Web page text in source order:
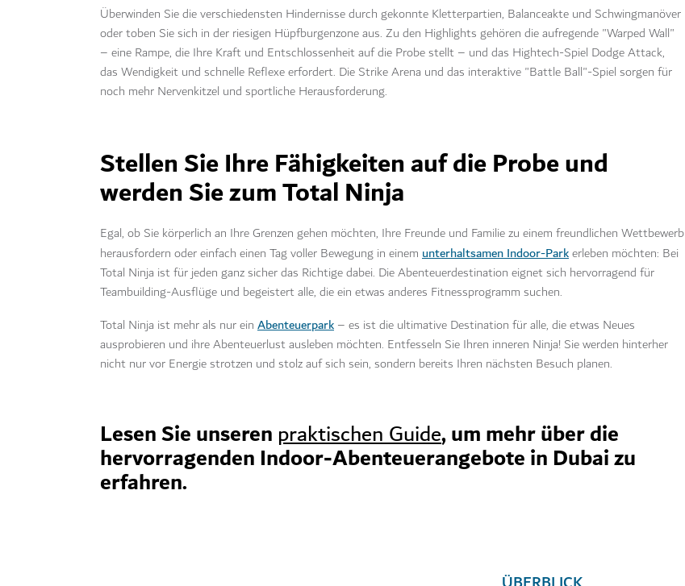
Überwinden Sie die verschiedensten Hindernisse durch gekonnte Kletterpartien, Balanceakte und Schwingmanöver
oder toben Sie sich in der riesigen Hüpfburgenzone aus. Zu den Highlights gehören die aufregende "Warped Wall"
– eine Rampe, die Ihre Kraft und Entschlossenheit auf die Probe stellt – und das Hightech-Spiel Dodge Attack,
das Wendigkeit und schnelle Reflexe erfordert. Die Strike Arena und das interaktive "Battle Ball"-Spiel sorgen für
noch mehr Nervenkitzel und sportliche Herausforderung.
Stellen Sie Ihre Fähigkeiten auf die Probe und
werden Sie zum Total Ninja
Egal, ob Sie körperlich an Ihre Grenzen gehen möchten, Ihre Freunde und Familie zu einem freundlichen Wettbewerb
herausfordern oder einfach einen Tag voller Bewegung in einem unterhaltsamen Indoor-Parkerleben möchten: Bei
Total Ninja ist für jeden ganz sicher das Richtige dabei. Die Abenteuerdestination eignet sich hervorragend für
Teambuilding-Ausflüge und begeistert alle, die ein etwas anderes Fitnessprogramm suchen.
Total Ninja ist mehr als nur ein Abenteuerpark – es ist die ultimative Destination für alle, die etwas Neues
ausprobieren und ihre Abenteuerlust ausleben möchten. Entfesseln Sie Ihren inneren Ninja! Sie werden hinterher
nicht nur vor Energie strotzen und stolz auf sich sein, sondern bereits Ihren nächsten Besuch planen.
Lesen Sie unseren praktischen Guide, um mehr über die
hervorragenden Indoor-Abenteuerangebote in Dubai zu
erfahren.